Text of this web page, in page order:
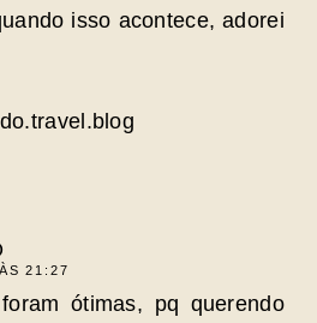
isso acontece, adorei
21:27
ótimas, pq querendo